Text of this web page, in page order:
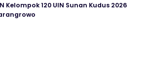
Kelompok 120 UIN Sunan Kudus 2026